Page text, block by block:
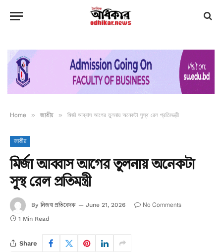
Home » জাতীয় » মির্জা আব্বাস আগের তুলনায় অনেকটা সুস্থ রেল প্রতিমন্ত্রী
জাতীয়
মির্জা আব্বাস আগের তুলনায় অনেকটা
সুস্থ রেল প্রতিমন্ত্রী
By নিজস্ব প্রতিবেদক June 21, 2026 No Comments
1 Min Read
Share